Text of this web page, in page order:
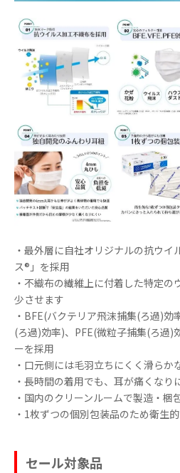
・最外層に自社オリジナルの抗ウイ
ス®」を採用
・不織布の繊維上に付着した特定
少させます
・BFE(バクテリア飛沫捕集(ろ過)効
(ろ過)効率)、PFE(微粒子捕集(ろ過
ーを採用
・口元側には毛羽立ちにくく滑らか
・⻑時間の着⽤でも、⽿が痛くな
・国内のクリーンルームで製造・梱
・1枚ずつの個別包装品のため衛生
セール対象品